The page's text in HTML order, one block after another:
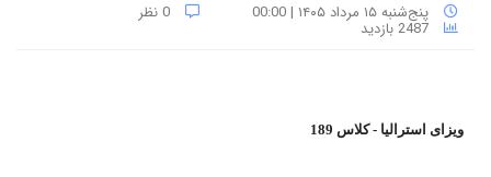
پنج‌شنبه ۱۵ مرداد ۱۴۰۵ | 00:00
ویزای استرالیا - کلاس 189